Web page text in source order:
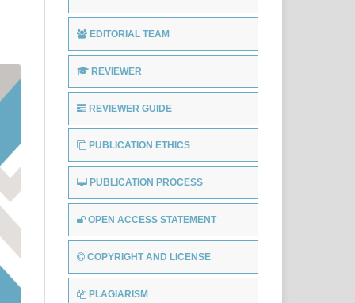
EDITORIAL TEAM
REVIEWER
REVIEWER GUIDE
PUBLICATION ETHICS
PUBLICATION PROCESS
OPEN ACCESS STATEMENT
COPYRIGHT AND LICENSE
PLAGIARISM